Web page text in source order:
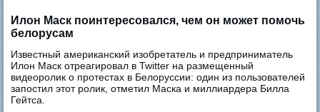
Илон Маск поинтересовался, чем он может помочь
белорусам
Известный американский изобретатель и предприниматель
Илон Маск отреагировал в Twitter на размещенный
видеоролик о протестах в Белоруссии: один из пользователей
запостил этот ролик, отметил Маска и миллиардера Билла
Гейтса.